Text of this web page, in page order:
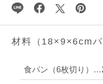
材料（18×9×6cmパ
食パン（6枚切り）